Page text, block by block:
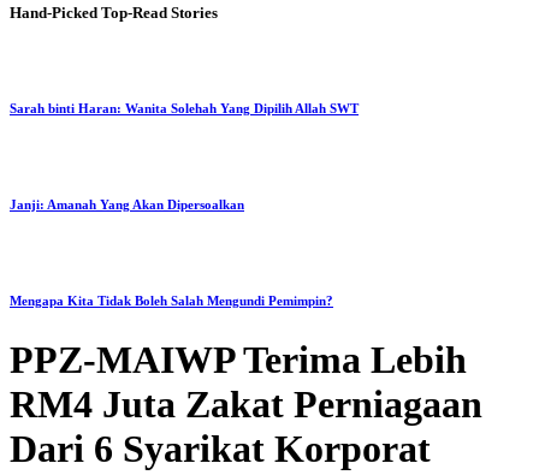
Hand-Picked Top-Read Stories
Sarah binti Haran: Wanita Solehah Yang Dipilih Allah SWT
Janji: Amanah Yang Akan Dipersoalkan
Mengapa Kita Tidak Boleh Salah Mengundi Pemimpin?
PPZ-MAIWP Terima Lebih
RM4 Juta Zakat Perniagaan
Dari 6 Syarikat Korporat